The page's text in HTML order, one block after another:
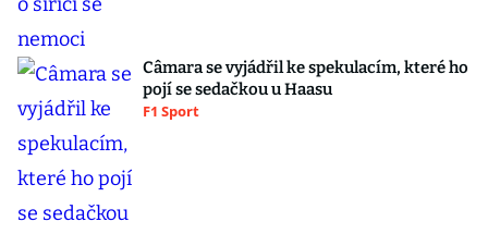
Câmara se vyjádřil ke spekulacím, které ho
pojí se sedačkou u Haasu
F1 Sport